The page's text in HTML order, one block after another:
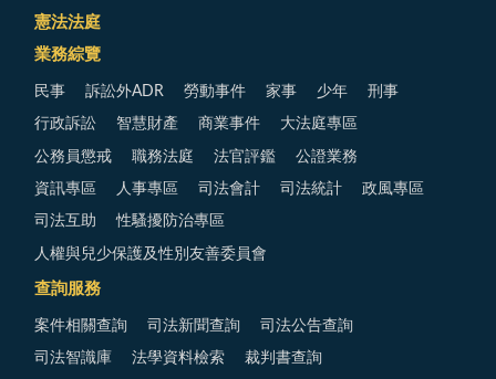
憲法法庭
業務綜覽
民事 訴訟外ADR 勞動事件 家事 少年 刑事
行政訴訟 智慧財產 商業事件 大法庭專區
公務員懲戒 職務法庭 法官評鑑 公證業務
資訊專區 人事專區 司法會計 司法統計 政風專區
司法互助 性騷擾防治專區
人權與兒少保護及性別友善委員會
查詢服務
案件相關查詢 司法新聞查詢 司法公告查詢
司法智識庫 法學資料檢索 裁判書查詢